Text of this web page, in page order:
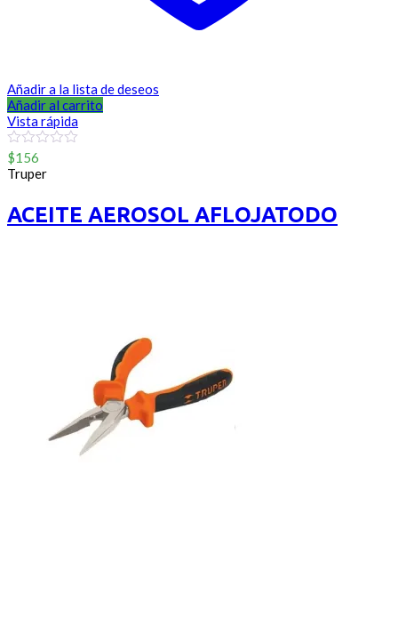
Añadir a la lista de deseos
Añadir al carrito
Vista rápida
0
out
of
$156
Truper
ACEITE AEROSOL AFLOJATODO